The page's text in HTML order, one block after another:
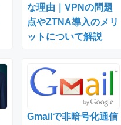
な理由｜VPNの問題
点やZTNA導入のメリ
ットについて解説
Gmailで非暗号化通信